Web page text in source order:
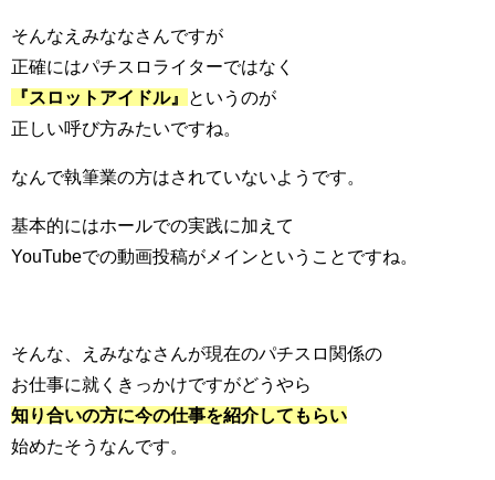
そんなえみななさんですが
正確にはパチスロライターではなく
『スロットアイドル』
というのが
正しい呼び方みたいですね。
なんで執筆業の方はされていないようです。
基本的にはホールでの実践に加えて
YouTubeでの動画投稿がメインということですね。
そんな、えみななさんが現在のパチスロ関係の
お仕事に就くきっかけですがどうやら
知り合いの方に今の仕事を紹介してもらい
始めたそうなんです。